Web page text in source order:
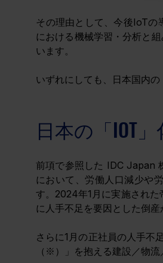
その理由として、今後IoTの
における機械学習・分析と
います。
いずれにしても、日本国内
日本の「IOT
前項で参照した IDC Japan
において、労働人口減少や
す。2024年1月に実施された
に人手不足を要因とした倒
さらに1月の正社員の人手
（※）」を抱える建設／物